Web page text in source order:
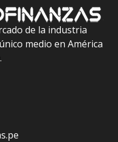
de la industria
medio en América